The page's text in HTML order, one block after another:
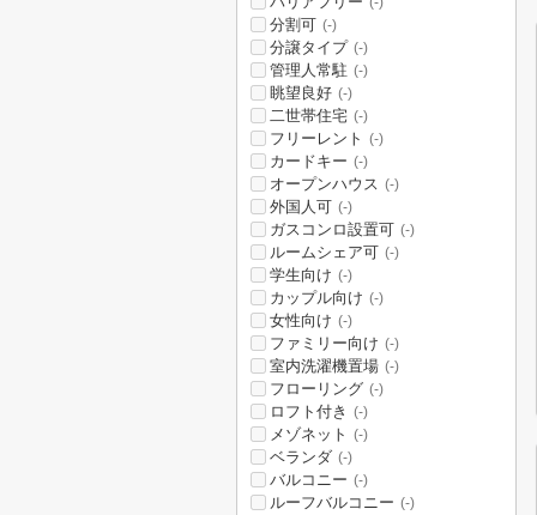
分割可 (-)
分譲タイプ (-)
管理人常駐 (-)
眺望良好 (-)
二世帯住宅 (-)
フリーレント (-)
カードキー (-)
オープンハウス (-)
外国人可 (-)
ガスコンロ設置可 (-)
ルームシェア可 (-)
学生向け (-)
カップル向け (-)
女性向け (-)
ファミリー向け (-)
室内洗濯機置場 (-)
フローリング (-)
ロフト付き (-)
メゾネット (-)
ベランダ (-)
バルコニー (-)
ルーフバルコニー (-)